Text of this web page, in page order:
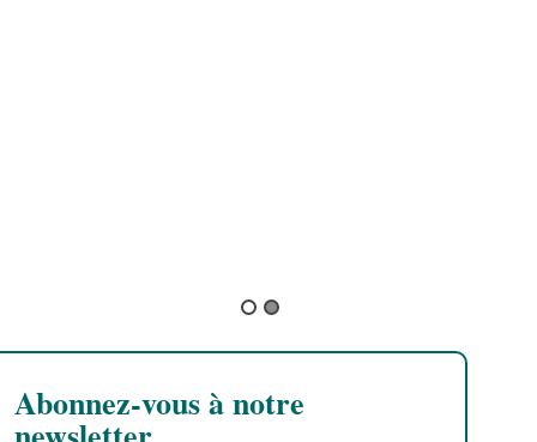
Abonnez-vous à notre